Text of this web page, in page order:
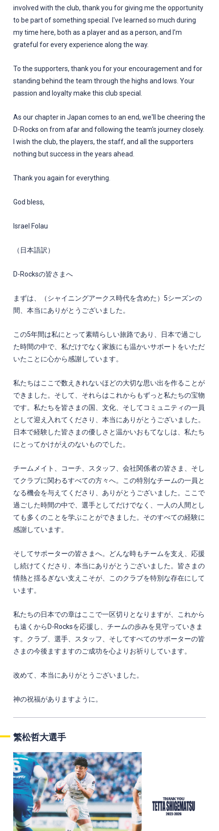
involved with the club, thank you for giving me the opportunity
to be part of something special. I've learned so much during
my time here, both as a player and as a person, and I'm
grateful for every experience along the way.
To the supporters, thank you for your encouragement and for
standing behind the team through the highs and lows. Your
passion and loyalty make this club special.
As our chapter in Japan comes to an end, we'll be cheering the
D-Rocks on from afar and following the team's journey closely.
I wish the club, the players, the staff, and all the supporters
nothing but success in the years ahead.
Thank you again for everything.
God bless,
Israel Folau
（日本語訳）
D-Rocksの皆さまへ
まずは、（シャイニングアークス時代を含めた）5シーズンの
間、本当にありがとうございました。
この5年間は私にとって素晴らしい旅路であり、日本で過ごし
た時間の中で、私だけでなく家族にも温かいサポートをいただ
いたことに心から感謝しています。
私たちはここで数えきれないほどの大切な思い出を作ることが
できました。そして、それらはこれからもずっと私たちの宝物
です。私たちを皆さまの国、文化、そしてコミュニティの一員
として迎え入れてくださり、本当にありがとうございました。
日本で経験した皆さまの優しさと温かいおもてなしは、私たち
にとってかけがえのないものでした。
チームメイト、コーチ、スタッフ、会社関係者の皆さま、そし
てクラブに関わるすべての方々へ。この特別なチームの一員と
なる機会を与えてくださり、ありがとうございました。ここで
過ごした時間の中で、選手としてだけでなく、一人の人間とし
ても多くのことを学ぶことができました。そのすべての経験に
感謝しています。
そしてサポーターの皆さまへ。どんな時もチームを支え、応援
し続けてくださり、本当にありがとうございました。皆さまの
情熱と揺るぎない支えこそが、このクラブを特別な存在にして
います。
私たちの日本での章はここで一区切りとなりますが、これから
も遠くからD-Rocksを応援し、チームの歩みを見守っていきま
す。クラブ、選手、スタッフ、そしてすべてのサポーターの皆
さまの今後ますますのご成功を心よりお祈りしています。
改めて、本当にありがとうございました。
神の祝福がありますように。
繁松哲大選手